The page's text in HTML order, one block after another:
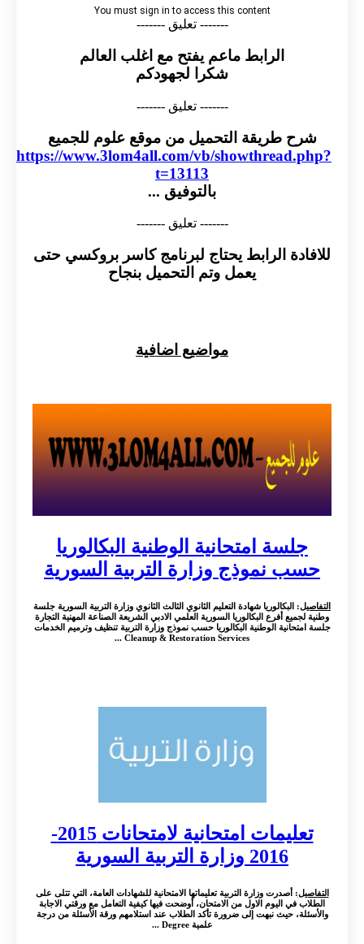
------- تعليق -------
الرابط ماعم يفتح مع اغلب العالم
شكرا لجهودكم
------- تعليق -------
شرح طريقة التحميل من موقع علوم للجميع
https://www.3lom4all.com/vb/showthread.php?
t=13113
بالتوفيق ...
------- تعليق -------
للافادة الرابط يحتاج لبرنامج كاسر بروكسي حتى
يعمل وتم التحميل بنجاح
مواضيع اضافية
جلسة امتحانية الوطنية البكالوريا
حسب نموذج وزارة التربية السورية
التفاصيل: البكالوريا شهادة التعليم الثانوي الثالث الثانوي وزارة التربية السورية جلسة
وطنية لجميع أفرع البكالوريا السورية العلمي الادبي الشريعة الصناعة المهنية التجارة
جلسة امتحانية الوطنية البكالوريا حسب نموذج وزارة التربية تنظيف وترميم الخدمات
Cleanup & Restoration Services ...
تعليمات امتحانية لامتحانات 2015-
2016 وزارة التربية السورية
التفاصيل: أصدرت وزارة التربية تعليماتها الامتحانية للشهادات العامة، التي تتلى على
الطلاب في اليوم الاول من الامتحان، أوضحت فيها كيفية التعامل مع ورقتي الاجابة
والأسئلة، حيث نبهت إلى ضرورة تأكد الطلاب عند استلامهم ورقة الأسئلة من درجة
علمية Degree ...